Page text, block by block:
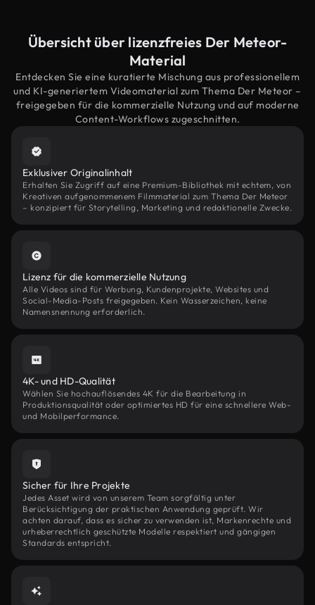
Übersicht über lizenzfreies Der Meteor-
Material
Entdecken Sie eine kuratierte Mischung aus professionellem
und KI-generiertem Videomaterial zum Thema Der Meteor –
freigegeben für die kommerzielle Nutzung und auf moderne
Content-Workflows zugeschnitten.
Exklusiver Originalinhalt
Erhalten Sie Zugriff auf eine Premium-Bibliothek mit echtem, von
Kreativen aufgenommenem Filmmaterial zum Thema Der Meteor
– konzipiert für Storytelling, Marketing und redaktionelle Zwecke.
Lizenz für die kommerzielle Nutzung
Alle Videos sind für Werbung, Kundenprojekte, Websites und
Social-Media-Posts freigegeben. Kein Wasserzeichen, keine
Namensnennung erforderlich.
4K- und HD-Qualität
Wählen Sie hochauflösendes 4K für die Bearbeitung in
Produktionsqualität oder optimiertes HD für eine schnellere Web-
und Mobilperformance.
Sicher für Ihre Projekte
Jedes Asset wird von unserem Team sorgfältig unter
Berücksichtigung der praktischen Anwendung geprüft. Wir
achten darauf, dass es sicher zu verwenden ist, Markenrechte und
urheberrechtlich geschützte Modelle respektiert und gängigen
Standards entspricht.